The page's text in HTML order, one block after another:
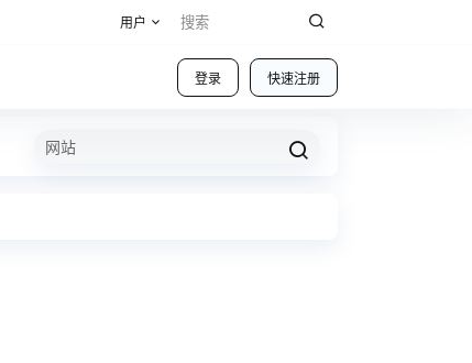
用户
登录 快速注册